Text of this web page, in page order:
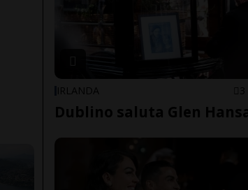
IRLANDA
Dublino saluta Glen